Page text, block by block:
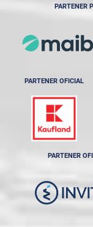
PARTENER
PARTENER OFICIAL
PARTENER